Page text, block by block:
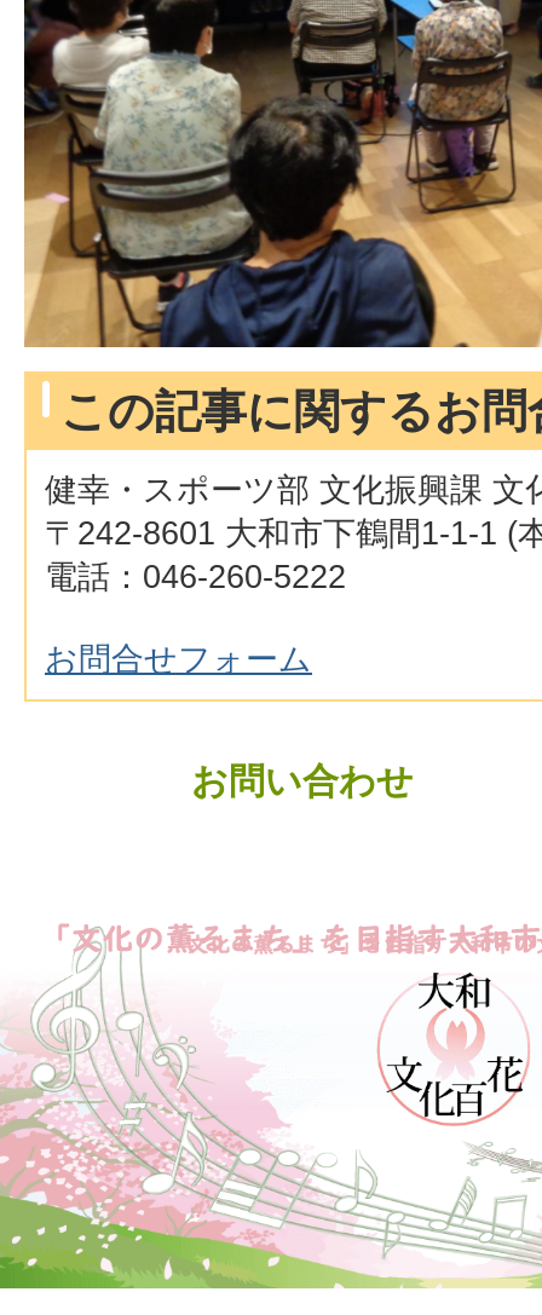
この記事に関するお問
健幸・スポーツ部 文化振興課 文
〒242-8601 大和市下鶴間1-1-1 (
電話：046-260-5222
お問合せフォーム
お問い合わせ